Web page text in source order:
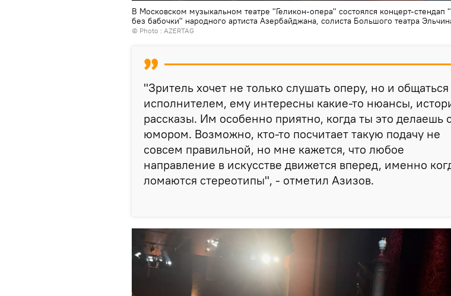
В Московском музыкальном театре "Геликон-опера" состоялся концерт-стендап
без бабочки" народного артиста Азербайджана, солиста Большого театра
© Photo : AZERTAG
"Зритель хочет не только слушать оперу, но и общаться
исполнителем, ему интересны какие-то нюансы,
рассказы. Им особенно приятно, когда ты это делаешь
юмором. Возможно, кто-то посчитает такую подачу не
совсем правильной, но мне кажется, что любое
направление в искусстве движется вперед, именно
ломаются стереотипы", - отметил Азизов.